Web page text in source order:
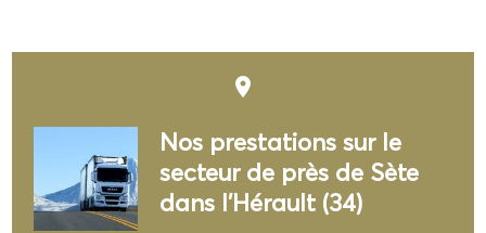
place
Nos prestations sur le
secteur de près de Sète
dans l'Hérault (34)